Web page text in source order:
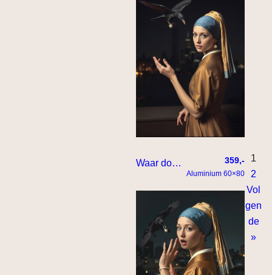
Waar doet ze het toch van 359,-
Aluminium 60×80
1
2
Vol
gen
de
»